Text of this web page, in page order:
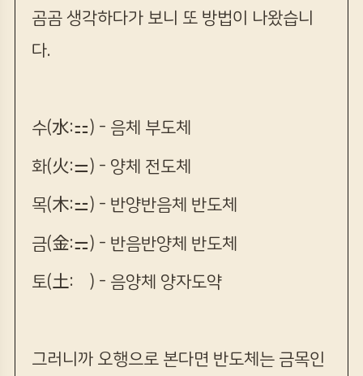
곰곰 생각하다가 보니 또 방법이 나왔습니
다.
수(水:⚏) - 음체 부도체
화(火:⚌) - 양체 전도체
목(木:⚍) - 반양반음체 반도체
금(金:⚎) - 반음반양체 반도체
토(土:
) - 음양체 양자도약
그러니까 오행으로 본다면 반도체는 금목인